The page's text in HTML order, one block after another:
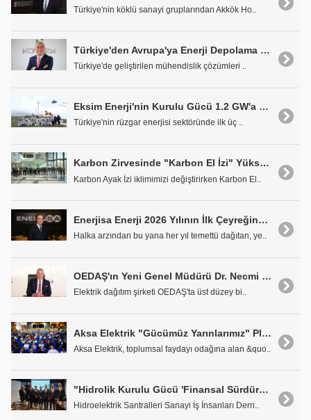
Türkiye'nin köklü sanayi gruplarından Akkök Ho..
Türkiye'den Avrupa'ya Enerji Depolama Gücü: Maxxen ile Yeni Dönem Başlıyor
Türkiye'de geliştirilen mühendislik çözümleri ..
Eksim Enerji'nin Kurulu Gücü 1.2 GW'a Ulaştı
Türkiye'nin rüzgar enerjisi sektöründe ilk üç ..
Karbon Zirvesinde "Karbon El İzi" Yüksek Olanlar Konuştu
Karbon Ayak İzi iklimimizi değiştirirken Karbon El..
Enerjisa Enerji 2026 Yılının İlk Çeyreğinde Yatırım Kararlılığını Sürdürdü
Halka arzından bu yana her yıl temettü dağıtan, ye..
OEDAŞ'ın Yeni Genel Müdürü Dr. Necmi Odyakmaz Oldu
Elektrik dağıtım şirketi OEDAŞ'ta üst düzey bi..
Aksa Elektrik "Gücümüz Yarınlarımız" Platformu ile 5 Binden Fazla Çocuğa Ulaştı
Aksa Elektrik, toplumsal faydayı odağına alan &quo..
"Hidrolik Kurulu Gücü 'Finansal Sürdürülebilirlik Riskiyle' Karşı Karşıya"
Hidroelektrik Santralleri Sanayi İş İnsanları Dern..